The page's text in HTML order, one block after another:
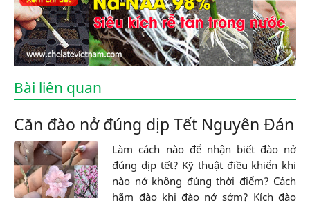
Bài liên quan
Căn đào nở đúng dịp Tết Nguyên Đán
Làm cách nào để nhận biết đào nở
đúng dịp tết? Kỹ thuật điều khiển khi
nào nở không đúng thời điểm? Cách
hãm đào khi đào nở sớm? Kích đào